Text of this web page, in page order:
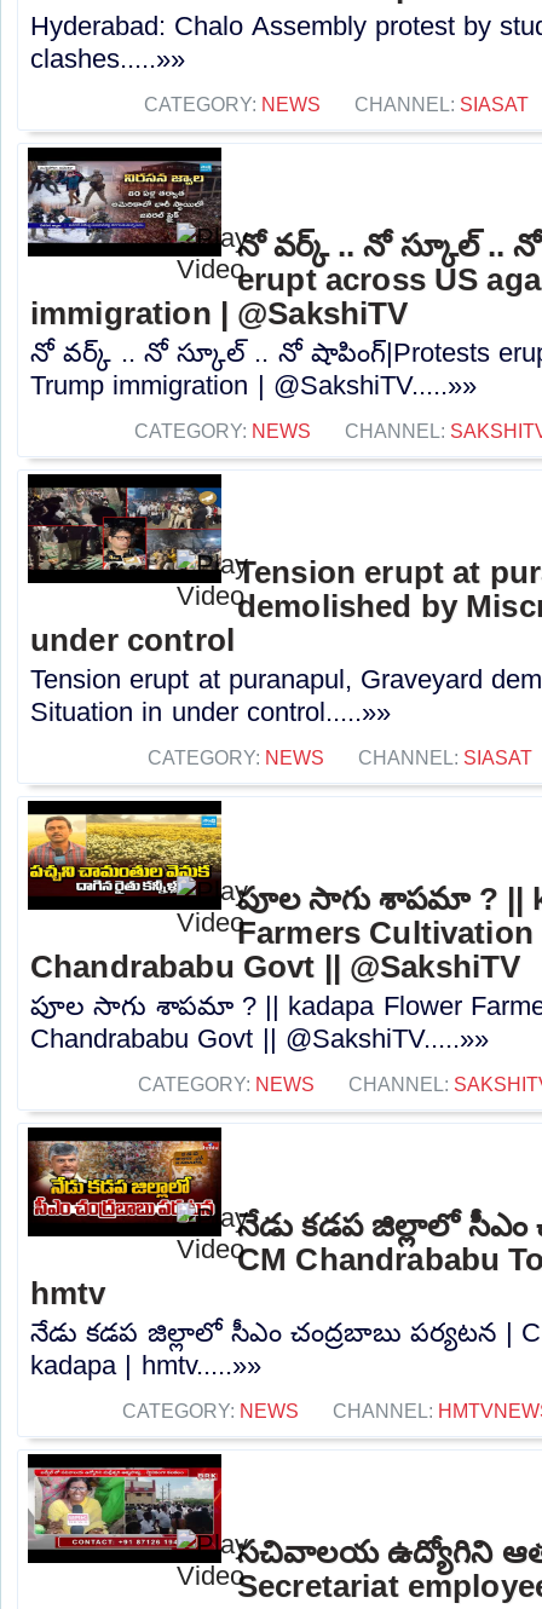
Hyderabad: Chalo Assembly protest by
clashes.....»»
CATEGORY: NEWS CHANNEL: SIASAT
నో వర్క్ .. నో స్కూల్ ..
erupt across US
immigration | @SakshiTV
నో వర్క్ .. నో స్కూల్ .. నో షాపింగ్|Protests
Trump immigration | @SakshiTV.....»»
CATEGORY: NEWS CHANNEL:
Tension erupt at
demolished by
under control
Tension erupt at puranapul, Graveyard
Situation in under control.....»»
CATEGORY: NEWS CHANNEL: SIASAT
పూల సాగు శాపమా ? ||
Farmers Cultivation
Chandrababu Govt || @SakshiTV
పూల సాగు శాపమా ? || kadapa Flower
Chandrababu Govt || @SakshiTV.....»»
CATEGORY: NEWS CHANNEL:
నేడు కడప జిల్లాలో సీఎం
CM Chandrababu
hmtv
నేడు కడప జిల్లాలో సీఎం చంద్రబాబు పర్యటన |
kadapa | hmtv.....»»
CATEGORY: NEWS CHANNEL:
సచివాలయ ఉద్యోగిని
Secretariat